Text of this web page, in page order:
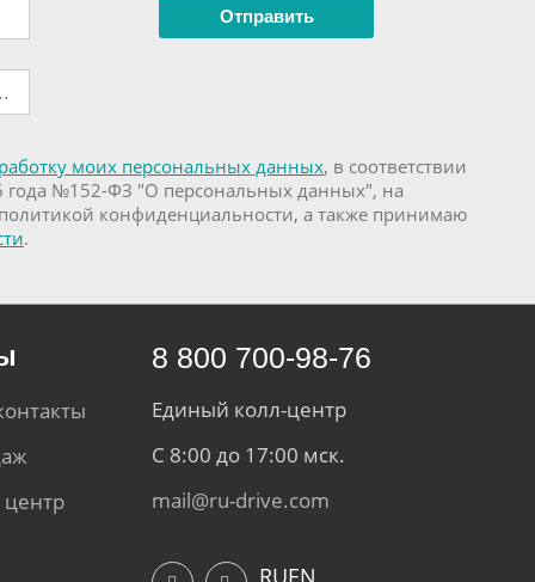
моих персональных данных, в соответствии
года №152-ФЗ "О персональных данных", на
конфиденциальности, а также принимаю
.
8 800 700-98-76
Единый колл-центр
С 8:00 до 17:00 мск.
mail@ru-drive.com
RUEN